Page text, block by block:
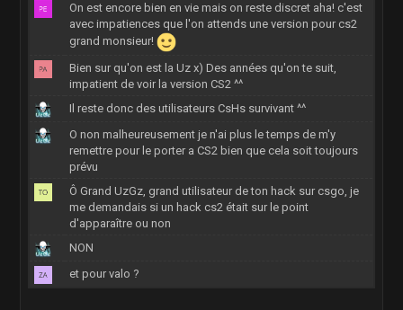
On est encore bien en vie mais on reste discret aha! c'est
avec impatiences que l'on attends une version pour cs2
grand monsieur!
Bien sur qu'on est la Uz x) Des années qu'on te suit,
impatient de voir la version CS2 ^^
Il reste donc des utilisateurs CsHs survivant ^^
O non malheureusement je n'ai plus le temps de m'y
remettre pour le porter a CS2 bien que cela soit toujours
prévu
Ô Grand UzGz, grand utilisateur de ton hack sur csgo, je
me demandais si un hack cs2 était sur le point
d'apparaître ou non
NON
et pour valo ?